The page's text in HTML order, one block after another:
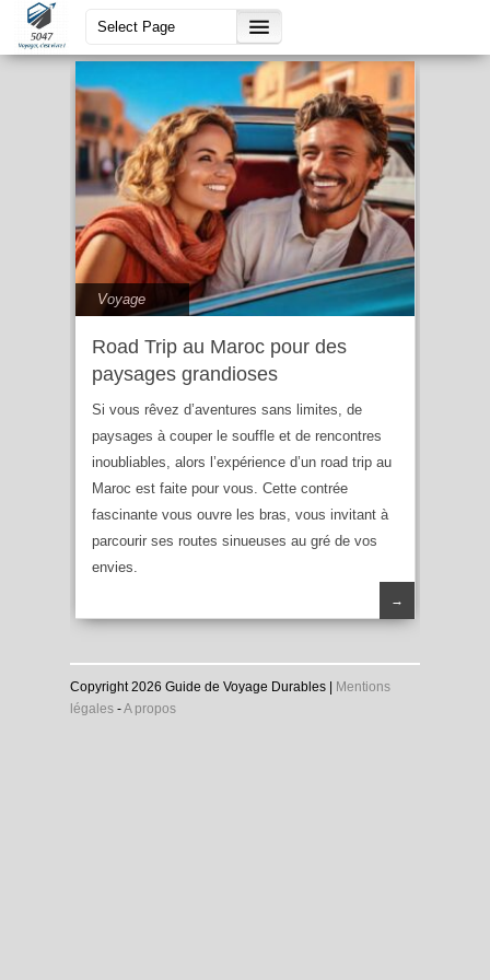
louer voiture
Voyage
Road Trip au Maroc pour des
paysages grandioses
Si vous rêvez d’aventures sans limites, de
paysages à couper le souffle et de rencontres
inoubliables, alors l’expérience d’un road trip au
Maroc est faite pour vous. Cette contrée
fascinante vous ouvre les bras, vous invitant à
parcourir ses routes sinueuses au gré de vos
envies.
→
Copyright 2026 Guide de Voyage Durables | Mentions
légales -A propos